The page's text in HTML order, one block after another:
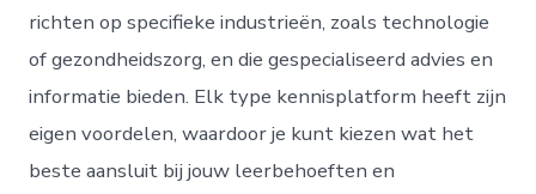
richten op specifieke industrieën, zoals technologie
of gezondheidszorg, en die gespecialiseerd advies en
informatie bieden. Elk type kennisplatform heeft zijn
eigen voordelen, waardoor je kunt kiezen wat het
beste aansluit bij jouw leerbehoeften en